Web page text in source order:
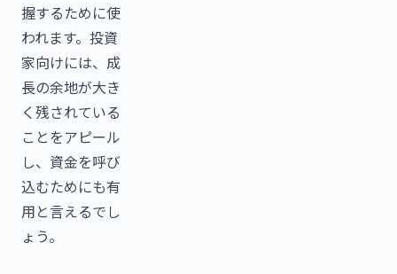
握するために使
われます。投資
家向けには、成
長の余地が大き
く残されている
ことをアピール
し、資金を呼び
込むためにも有
用と言えるでし
ょう。